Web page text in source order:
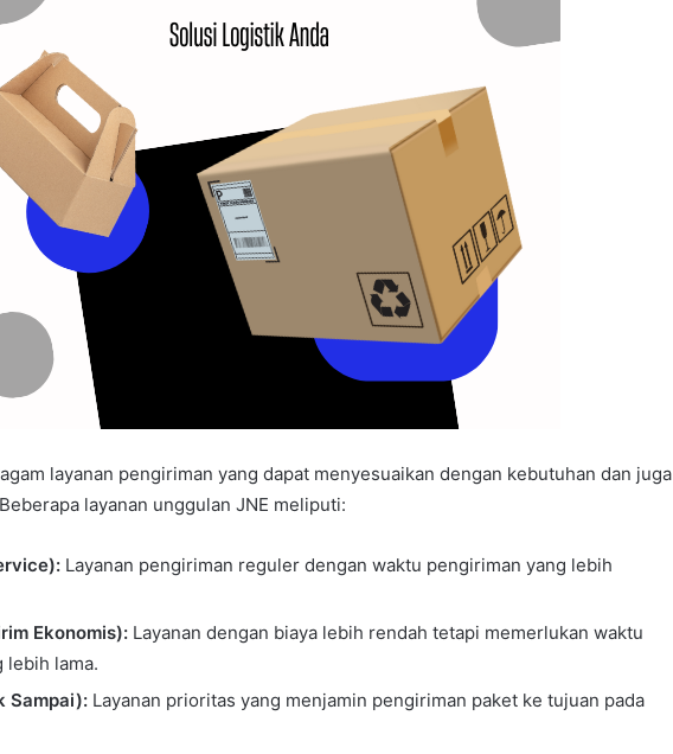
layanan pengiriman yang dapat menyesuaikan dengan kebutuhan dan juga
layanan unggulan JNE meliputi:
Layanan pengiriman reguler dengan waktu pengiriman yang lebih
Ekonomis): Layanan dengan biaya lebih rendah tetapi memerlukan waktu
lebih lama.
Sampai): Layanan prioritas yang menjamin pengiriman paket ke tujuan pada